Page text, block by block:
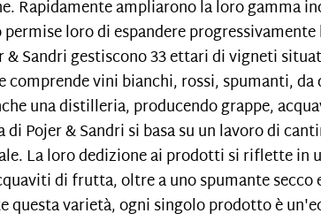
Rapidamente ampliarono la loro gamma
permise loro di espandere
& Sandri gestiscono 33 ettari di vigneti
comprende vini bianchi, rossi, spumanti,
una distilleria, producendo grappe,
di Pojer & Sandri si basa su un lavoro di
La loro dedizione ai prodotti si riflette in
di frutta, oltre a uno spumante
questa varietà, ogni singolo prodotto è